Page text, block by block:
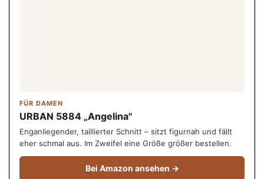
FÜR DAMEN
URBAN 5884 „Angelina"
Enganliegender, taillierter Schnitt – sitzt figurnah und fällt
eher schmal aus. Im Zweifel eine Größe größer bestellen.
Bei Amazon ansehen →